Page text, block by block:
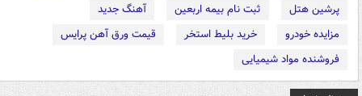
پرشین هتل
ثبت نام بیمه اربعین
آهنگ جدید
مزایده خودرو
خرید بلیط استخر
قیمت ورق آهن پرایس
فروشنده مواد شیمیایی